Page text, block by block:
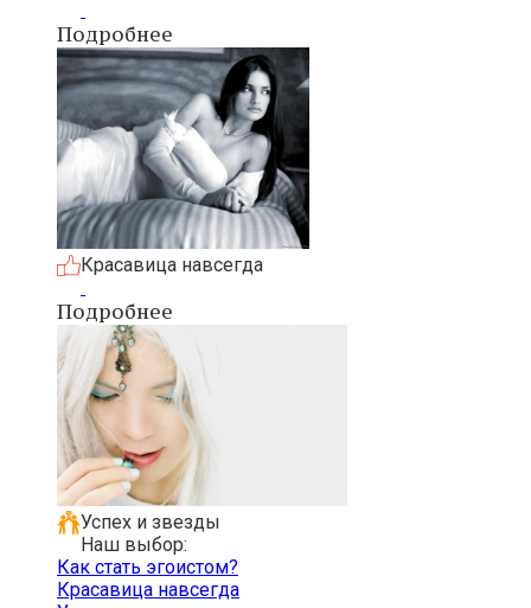
Подробнее
Красавица навсегда
Подробнее
Успех и звезды
Наш выбор:
Как стать эгоистом?
Красавица навсегда